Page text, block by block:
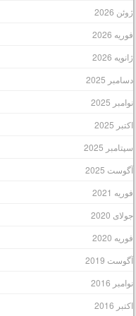
2026
2026
2026
2025
2025
2025
2025
2025
2021
2020
2020
2019
2016
2016